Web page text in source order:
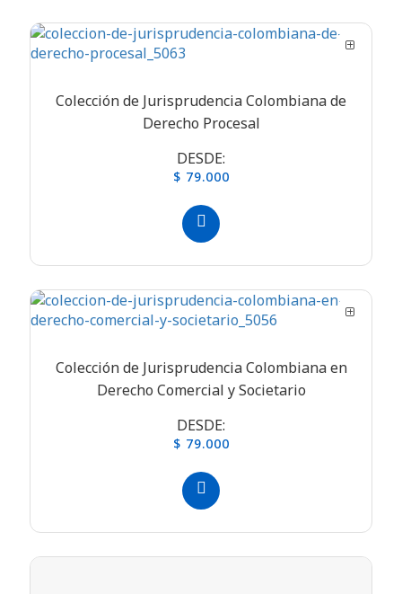
Colección de Jurisprudencia Colombiana de
Derecho Procesal
DESDE:
$ 79.000
Colección de Jurisprudencia Colombiana en
Derecho Comercial y Societario
DESDE:
$ 79.000